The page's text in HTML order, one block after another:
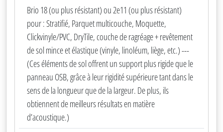
Brio 18 (ou plus résistant) ou 2e11 (ou plus résistant)
pour : Stratifié, Parquet multicouche, Moquette,
Clickvinyle/PVC, DryTile, couche de ragréage + revêtement
de sol mince et élastique (vinyle, linoléum, liège, etc.) ---
(Ces éléments de sol offrent un support plus rigide que le
panneau OSB, grâce à leur rigidité supérieure tant dans le
sens de la longueur que de la largeur. De plus, ils
obtiennent de meilleurs résultats en matière
d’acoustique.)